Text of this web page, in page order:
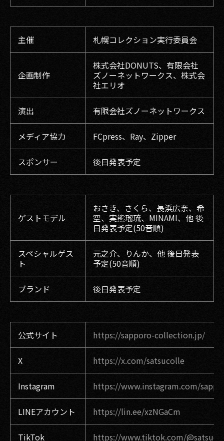
主催 札幌コレクション実行委員会
企画制作
株式会社DONUTS、有限会社
ズノーネットワークス、株式会
社エリオ
演出 有限会社ズノーネットワークス
メディア協力 FCpress、Ray、Zipper
スポンサー 後日発表予定
ゲストモデル
おさき、さくら、長浜広奈、希
空、実熊瑠琉、MINAMI、他 後
日発表予定(50音順)
スペシャルゲス
ト
元之介、りんか、他 後日発表
予定(50音順)
ブランド 後日発表予定
公式サイト https://sapporo-collection.jp/
X https://x.com/satsucolle
Instagram https://www.instagram.com/
LINEアカウント https://lin.ee/xzNGaCm
TikTok https://www.tiktok.com/